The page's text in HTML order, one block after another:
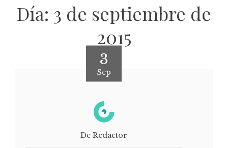
Día: 3 de septiembre de
2015
3
Sep
De Redactor